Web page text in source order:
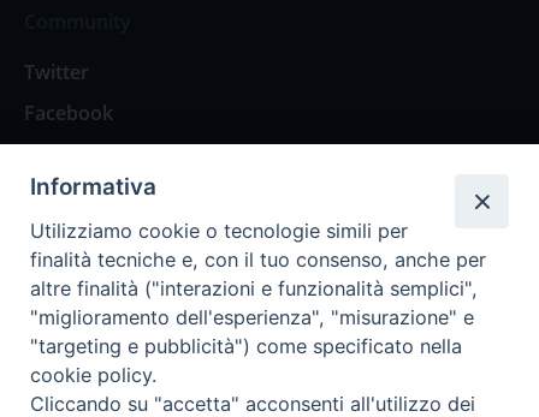
Twitter
Facebook
Spazio Lettori
Eventi
Eventi diocesani
Informativa
Utilizziamo cookie o tecnologie simili per
finalità tecniche e, con il tuo consenso, anche per
altre finalità ("interazioni e funzionalità semplici",
"miglioramento dell'esperienza", "misurazione" e
"targeting e pubblicità") come specificato nella
cookie policy.
Cliccando su "accetta" acconsenti all'utilizzo dei